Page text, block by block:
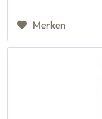
Merken